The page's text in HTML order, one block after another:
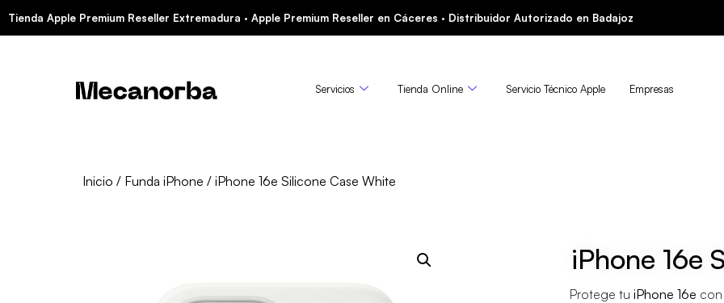
Tienda Apple Premium Reseller Extremadura · Apple Premium Reseller en Cáceres · Distribuidor Autorizado en Badajoz
Servicios Tienda Online Servicio Técnico Apple Empresas
Inicio / Funda iPhone / iPhone 16e Silicone Case White
iPhone 16e
Protege tu iPhone 16e